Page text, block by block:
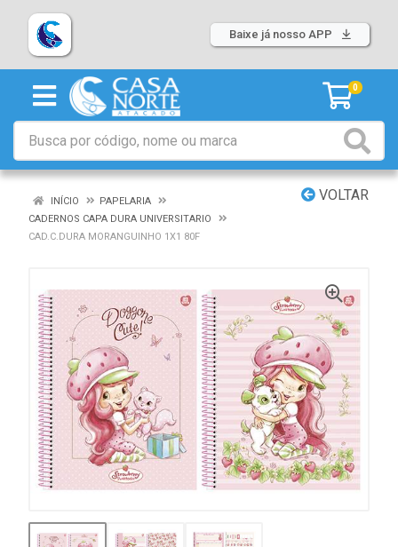
Baixe já nosso APP
0
VOLTAR
INÍCIO
PAPELARIA
CADERNOS CAPA DURA UNIVERSITARIO
CAD.C.DURA MORANGUINHO 1X1 80F